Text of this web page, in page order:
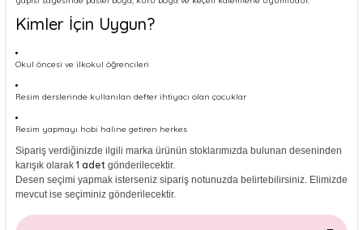
Kimler İçin Uygun?
Okul öncesi ve ilkokul öğrencileri
Resim derslerinde kullanılan defter ihtiyacı olan çocuklar
Resim yapmayı hobi haline getiren herkes
Sipariş verdiğinizde ilgili marka ürünün stoklarımızda bulunan deseninden
karışık olarak 1 adet gönderilecektir.
Desen seçimi yapmak isterseniz sipariş notunuzda belirtebilirsiniz. Elimizde
mevcut ise seçiminiz gönderilecektir.